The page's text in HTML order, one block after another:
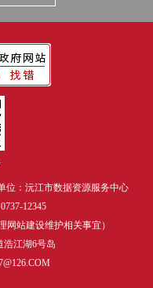
位：沅江市数据资源服务中心
12345
网站建设维护相关事宜）
浩江湖6号岛